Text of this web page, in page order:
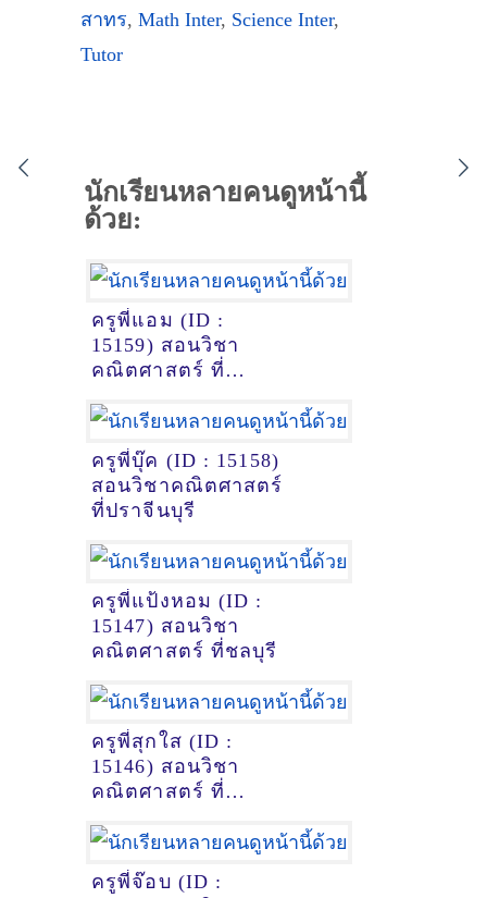
สาทร, Math Inter, Science Inter,
Tutor
นักเรียนหลายคนดูหน้านี้
ด้วย:
ครูพี่แอม (ID :
15159) สอนวิชา
คณิตศาสตร์ ที่
ครูพี่บุ๊ค (ID : 15158)
สอนวิชาคณิตศาสตร์
ที่ปราจีนบุรี
ครูพี่แป้งหอม (ID :
15147) สอนวิชา
คณิตศาสตร์ ที่ชลบุรี
ครูพี่สุกใส (ID :
15146) สอนวิชา
คณิตศาสตร์ ที่
ครูพี่จ๊อบ (ID :